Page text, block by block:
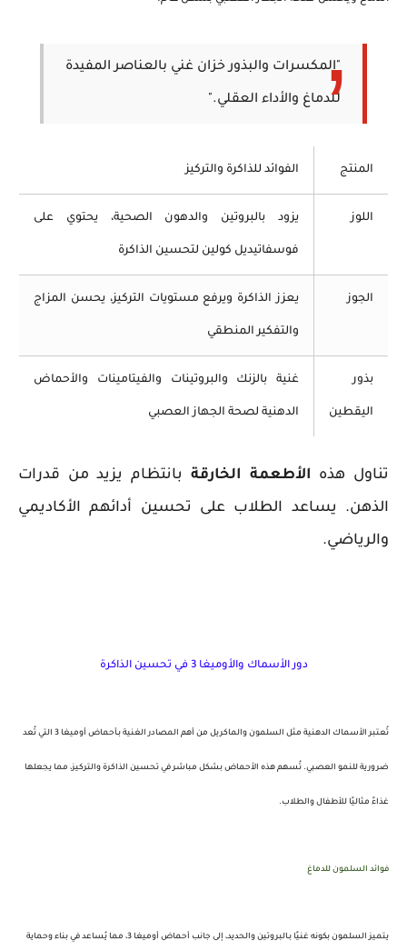
"المكسرات والبذور خزان غني بالعناصر المفيدة
للدماغ والأداء العقلي."
المنتج الفوائد للذاكرة والتركيز
اللوز يزود بالبروتين والدهون الصحية، يحتوي على
فوسفاتيديل كولين لتحسين الذاكرة
الجوز يعزز الذاكرة ويرفع مستويات التركيز، يحسن المزاج
والتفكير المنطقي
بذور
اليقطين
غنية بالزنك والبروتينات والفيتامينات والأحماض
الدهنية لصحة الجهاز العصبي
تناول هذه الأطعمة الخارقة بانتظام يزيد من قدرات
الذهن. يساعد الطلاب على تحسين أدائهم الأكاديمي
والرياضي.
دور الأسماك والأوميغا 3 في تحسين الذاكرة
تُعتبر الأسماك الدهنية مثل السلمون والماكريل من أهم المصادر الغنية بـأحماض أوميغا 3 التي تُعد
ضرورية للنمو العصبي. تُسهم هذه الأحماض بشكل مباشر في تحسين الذاكرة والتركيز، مما يجعلها
غذاءً مثاليًا للأطفال والطلاب.
فوائد السلمون للدماغ
يتميز السلمون بكونه غنيًا بـالبروتين والحديد ، إلى جانب أحماض أوميغا 3، مما يُساعد في بناء وحماية